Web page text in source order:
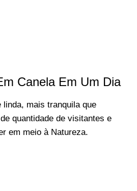
Canela Em Um Dia
linda, mais tranquila que
quantidade de visitantes e
em meio à Natureza.